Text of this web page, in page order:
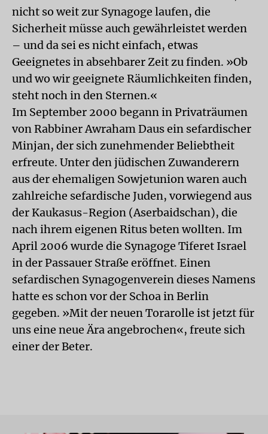
nicht so weit zur Synagoge laufen, die
Sicherheit müsse auch gewährleistet werden
– und da sei es nicht einfach, etwas
Geeignetes in absehbarer Zeit zu finden. »Ob
und wo wir geeignete Räumlichkeiten finden,
steht noch in den Sternen.«
Im September 2000 begann in Privaträumen
von Rabbiner Awraham Daus ein sefardischer
Minjan, der sich zunehmender Beliebtheit
erfreute. Unter den jüdischen Zuwanderern
aus der ehemaligen Sowjetunion waren auch
zahlreiche sefardische Juden, vorwiegend aus
der Kaukasus-Region (Aserbaidschan), die
nach ihrem eigenen Ritus beten wollten. Im
April 2006 wurde die Synagoge Tiferet Israel
in der Passauer Straße eröffnet. Einen
sefardischen Synagogenverein dieses Namens
hatte es schon vor der Schoa in Berlin
gegeben. »Mit der neuen Torarolle ist jetzt für
uns eine neue Ära angebrochen«, freute sich
einer der Beter.